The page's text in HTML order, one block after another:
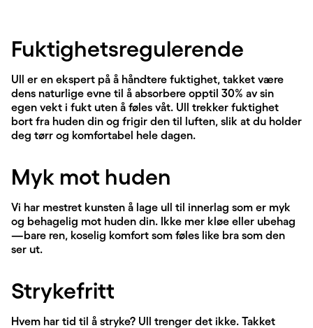
Fuktighetsregulerende
Ull er en ekspert på å håndtere fuktighet, takket være
dens naturlige evne til å absorbere opptil 30% av sin
egen vekt i fukt uten å føles våt. Ull trekker fuktighet
bort fra huden din og frigir den til luften, slik at du holder
deg tørr og komfortabel hele dagen.
Myk mot huden
Vi har mestret kunsten å lage ull til innerlag som er myk
og behagelig mot huden din. Ikke mer kløe eller ubehag
—bare ren, koselig komfort som føles like bra som den
ser ut.
Strykefritt
Hvem har tid til å stryke? Ull trenger det ikke. Takket